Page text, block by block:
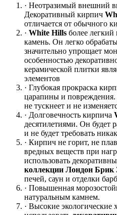
· Неотразимый внешний
Декоративный кирпич
отличается от обычного
· White Hills более
камень. Он легко
значительно упрощает
особенностью
керамической плитки
элементов
· Глубокая прокраска
царапины и
не тускнеет и не
· Долговечность кирпича
десятилетиями. Он будет
и не будет требовать
· Кирпич не горит, не
вредных веществ при
использовать
коллекции Лондон Брик
печей, саун и отделки
· Повышенная
натуральным камнем.
· Высокие экологические